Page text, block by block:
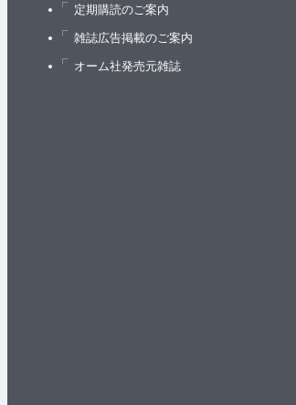
定期購読のご案内
雑誌広告掲載のご案内
オーム社発売元雑誌